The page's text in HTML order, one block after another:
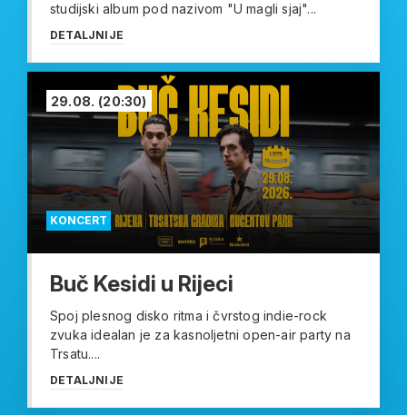
studijski album pod nazivom "U magli sjaj"...
DETALJNIJE
KONCERT
29.08. (20:30)
Buč Kesidi u Rijeci
Spoj plesnog disko ritma i čvrstog indie-rock
zvuka idealan je za kasnoljetni open-air party na
Trsatu....
DETALJNIJE